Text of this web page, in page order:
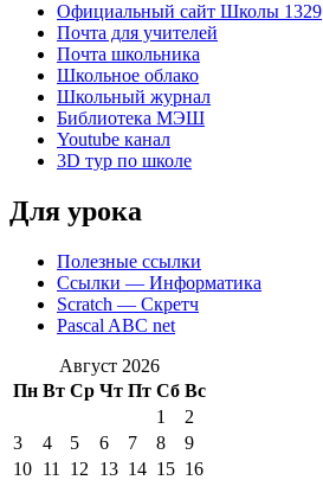
Официальный сайт Школы 1329
Почта для учителей
Почта школьника
Школьное облако
Школьный журнал
Библиотека МЭШ
Youtube канал
3D тур по школе
Для урока
Полезные ссылки
Ссылки — Информатика
Scratch — Скретч
Pascal ABC net
Август 2026
Пн Вт Ср Чт Пт Сб Вс
1
2
3
4 5 6 7 8
9
10 11 12 13 14 15 16